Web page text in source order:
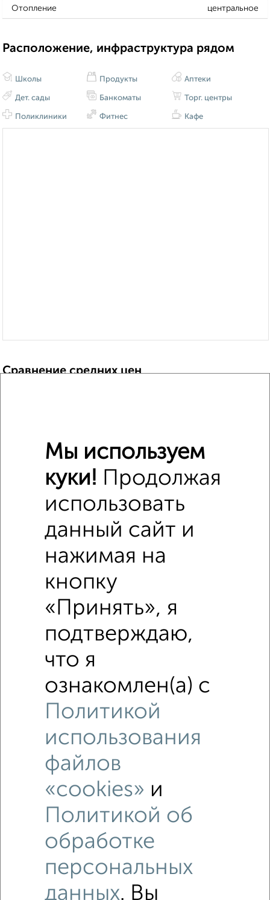
Отопление центральное
Расположение, инфраструктура рядом
Школы
Дет. сады
Поликлиники
Продукты
Банкоматы
Фитнес
Аптеки
Торг. центры
Кафе
Сравнение средних цен
6 360 851
6 350 000
Это предложение
Средняя цена по городу
Похожие предложения рядом
Студии квартиры недалеко от Адмирала Нахимова 141Б
Рядом, с меньшей ценой
Недалеко от Адмирала Нахимова 141Б с ценой ниже
Мы используем
куки! Продолжая
использовать
данный сайт и
нажимая на
кнопку
«Принять», я
подтверждаю,
что я
ознакомлен(а) с
Политикой
использования
файлов
«cookies» и
Политикой об
обработке
персональных
данных. Вы